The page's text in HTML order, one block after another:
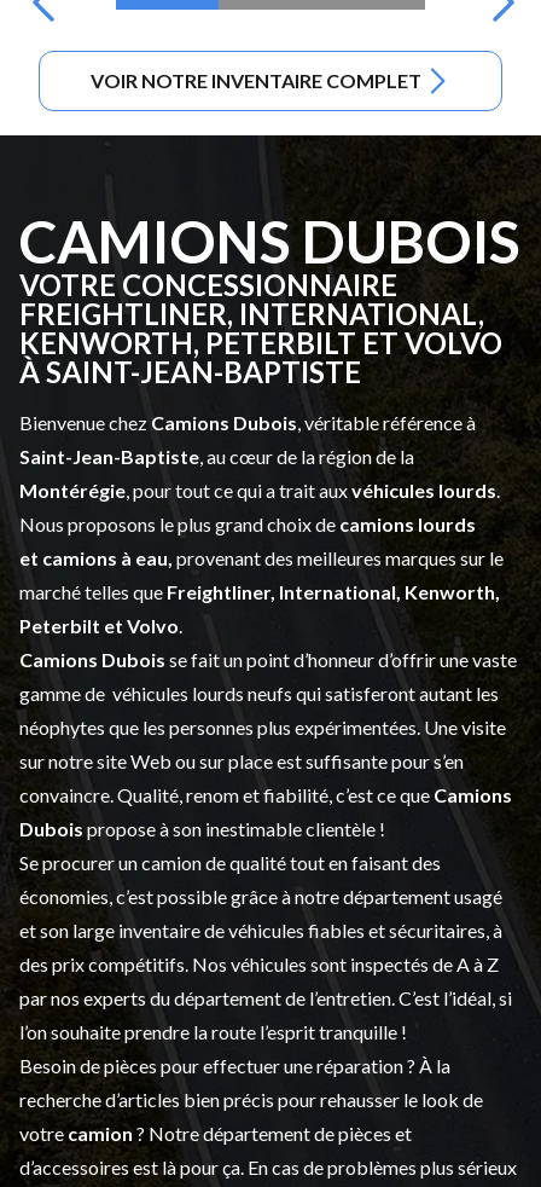
VOIR NOTRE INVENTAIRE COMPLET
CAMIONS DUBOIS
VOTRE CONCESSIONNAIRE
FREIGHTLINER, INTERNATIONAL,
KENWORTH, PETERBILT ET VOLVO
À SAINT-JEAN-BAPTISTE
Bienvenue chez Camions Dubois , véritable référence à
Saint-Jean-Baptiste , au cœur de la région de la
Montérégie , pour tout ce qui a trait auxvéhicules lourds
Nous proposons le plus grand choix de camions lourds
et camions à eau, provenant des meilleures marques sur le
marché telles que Freightliner, International, Kenworth,
Peterbilt et Volvo
Camions Dubois se fait un point d’honneur d’offrir une vaste
gamme de véhicules lourds neufs qui satisferont autant les
néophytes que les personnes plus expérimentées. Une visite
sur notre site Web ou sur place est suffisante pour s’en
convaincre. Qualité, renom et fiabilité, c’est ce que Camions
Dubois propose à son inestimable clientèle !
Se procurer un camion de qualité tout en faisant des
économies, c’est possible grâce à notredépartement usagé
et son large inventaire de véhicules fiables et sécuritaires, à
des prix compétitifs. Nos véhicules sont inspectés de A à Z
par nos experts du département de l’entretien . C’est l’idéal, si
l’on souhaite prendre la route l’esprit tranquille !
Besoin de pièces pour effectuer une réparation ? À la
recherche d’articles bien précis pour rehausser le look de
votre camion ? Notre département depièces et
d’accessoiresest là pour ça. En cas de problèmes plus sérieux